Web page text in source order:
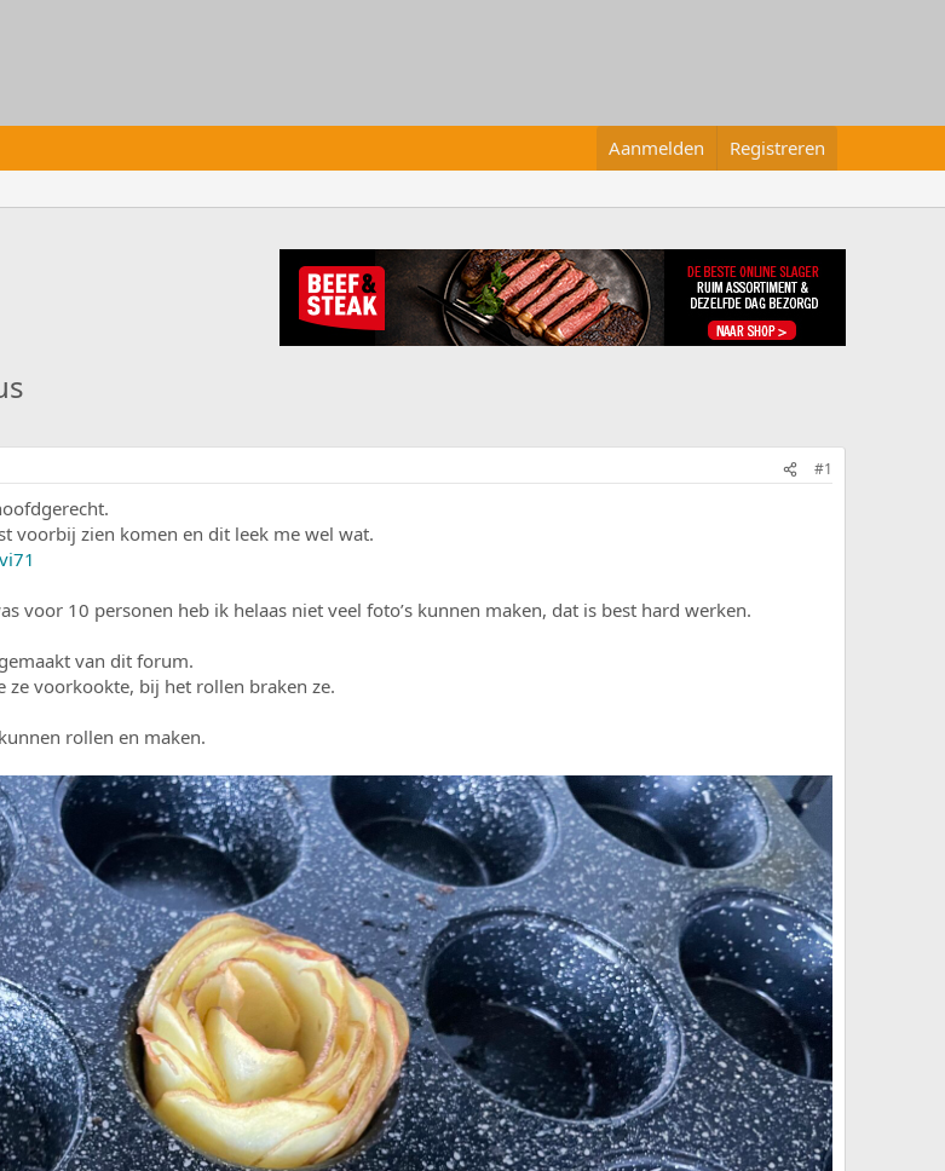
Aanmelden Registreren
#1
voorbij zien komen en dit leek me wel wat.
voor 10 personen heb ik helaas niet veel foto’s kunnen maken, dat is best hard werken.
gemaakt van dit forum.
ze voorkookte, bij het rollen braken ze.
rollen en maken.